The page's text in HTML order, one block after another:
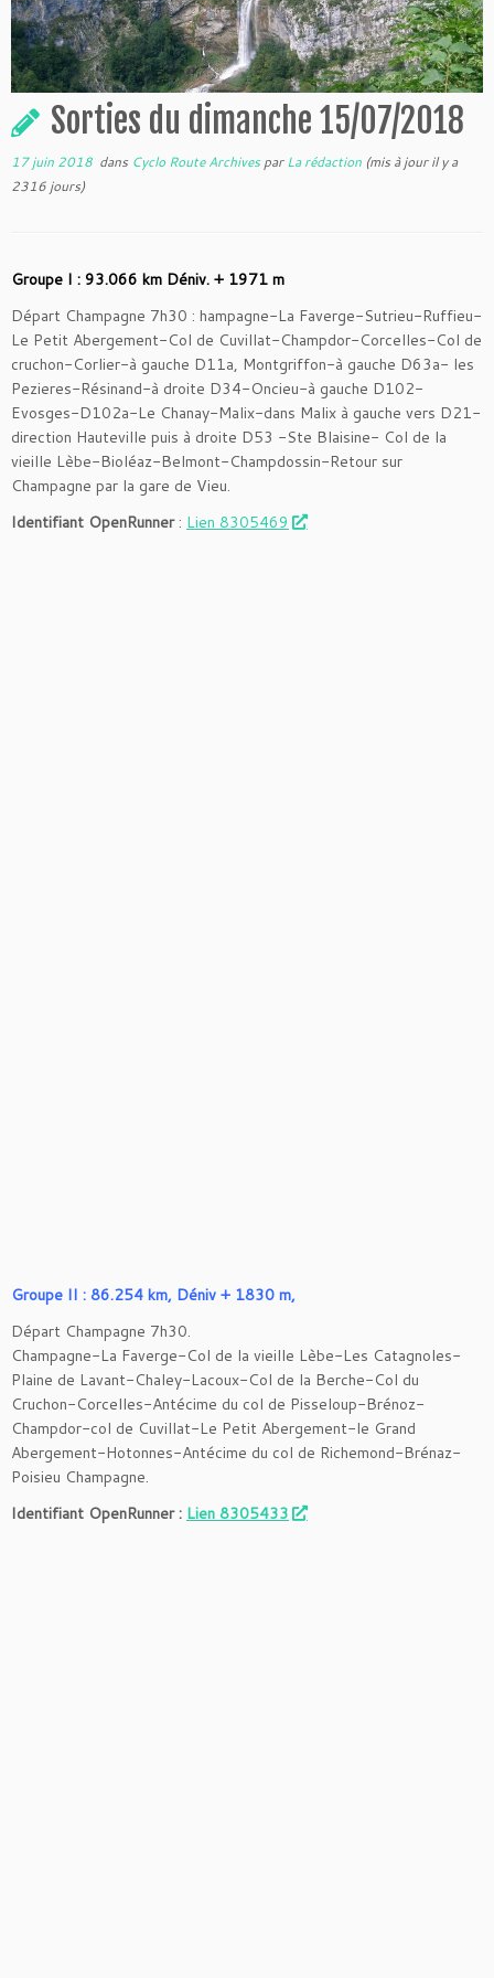
Sorties du dimanche 15/07/2018
17 juin 2018 dans Cyclo Route ArchivesparLa rédaction (mis à jour il y a
2316 jours)
Groupe I : 93.066 km Déniv. + 1971 m
Départ Champagne 7h30 : hampagne-La Faverge-Sutrieu-Ruffieu-
Le Petit Abergement-Col de Cuvillat-Champdor-Corcelles-Col de
cruchon-Corlier-à gauche D11a, Montgriffon-à gauche D63a- les
Pezieres-Résinand-à droite D34-Oncieu-à gauche D102-
Evosges-D102a-Le Chanay-Malix-dans Malix à gauche vers D21-
direction Hauteville puis à droite D53 -Ste Blaisine- Col de la
vieille Lèbe-Bioléaz-Belmont-Champdossin-Retour sur
Champagne par la gare de Vieu.
Identifiant OpenRunner: Lien 8305469
Groupe II : 86.254 km, Déniv + 1830 m,
Départ Champagne 7h30.
Champagne-La Faverge-Col de la vieille Lèbe-Les Catagnoles-
Plaine de Lavant-Chaley-Lacoux-Col de la Berche-Col du
Cruchon-Corcelles-Antécime du col de Pisseloup-Brénoz-
Champdor-col de Cuvillat-Le Petit Abergement-le Grand
Abergement-Hotonnes-Antécime du col de Richemond-Brénaz-
Poisieu Champagne.
Identifiant OpenRunner : Lien 8305433